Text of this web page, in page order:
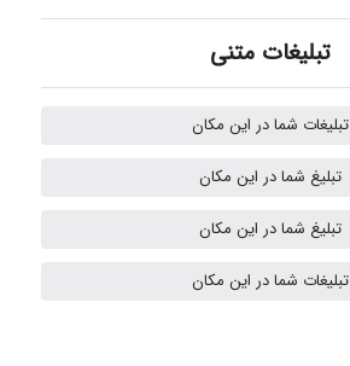
تبلیغات متنی
تبلیغات شما در این مکان
تبلیغ شما در این مکان
تبلیغ شما در این مکان
تبلیغات شما در این مکان